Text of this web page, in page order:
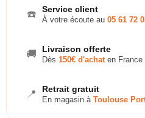
☎️ Service client
À votre écoute au 05 61 72
🚚 Livraison offerte
Dès 150€ d'achaten France
📍 Retrait gratuit
En magasin à Toulouse